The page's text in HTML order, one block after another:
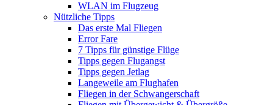
WLAN im Flugzeug
Nützliche Tipps
Das erste Mal Fliegen
Error Fare
7 Tipps für günstige Flüge
Tipps gegen Flugangst
Tipps gegen Jetlag
Langeweile am Flughafen
Fliegen in der Schwangerschaft